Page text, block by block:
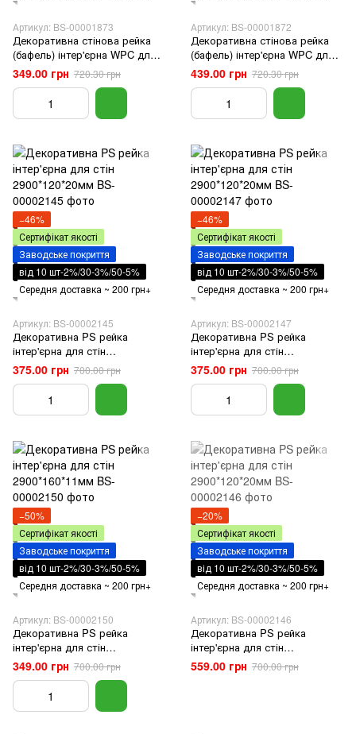
Артикул: BS-00001873
Декоративна стінова рейка
(бафель) інтер'єрна WPC для
кімнат кухні вітальні офісів
кругла 3000*152*15мм
349.00 грн 720.30 грн
Артикул: BS-00001872
Декоративна стінова рейка
(бафель) інтер'єрна WPC для
кімнат кухні вітальні офісів
кругла 3000*152*15мм
439.00 грн 720.30 грн
−46%
Сертифікат якості
Заводське покриття
від 10 шт-2%/30-3%/50-5%
Середня доставка ~ 200 грн+
Артикул: BS-00002145
Декоративна PS рейка
інтер'єрна для стін
2900*120*20мм
375.00 грн 700.00 грн
−46%
Сертифікат якості
Заводське покриття
від 10 шт-2%/30-3%/50-5%
Середня доставка ~ 200 грн+
Артикул: BS-00002147
Декоративна PS рейка
інтер'єрна для стін
2900*120*20мм
375.00 грн 700.00 грн
−50%
Сертифікат якості
Заводське покриття
від 10 шт-2%/30-3%/50-5%
Середня доставка ~ 200 грн+
Артикул: BS-00002150
Декоративна PS рейка
інтер'єрна для стін
2900*160*11мм
349.00 грн 700.00 грн
−20%
Сертифікат якості
Заводське покриття
від 10 шт-2%/30-3%/50-5%
Середня доставка ~ 200 грн+
Артикул: BS-00002146
Декоративна PS рейка
інтер'єрна для стін
2900*120*20мм
559.00 грн 700.00 грн